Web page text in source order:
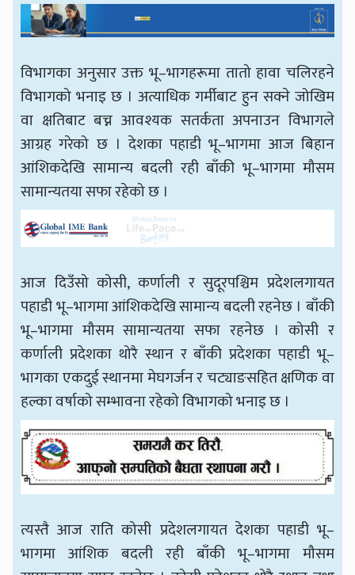
विभागका अनुसार उक्त भू–भागहरूमा तातो हावा चलिरहने
विभागको भनाइ छ । अत्याधिक गर्मीबाट हुन सक्ने जोखिम
वा क्षतिबाट बच्न आवश्यक सतर्कता अपनाउन विभागले
आग्रह गरेको छ । देशका पहाडी भू–भागमा आज बिहान
आंशिकदेखि सामान्य बदली रही बाँकी भू–भागमा मौसम
सामान्यतया सफा रहेको छ ।
आज दिउँसो कोसी, कर्णाली र सुदूरपश्चिम प्रदेशलगायत
पहाडी भू–भागमा आंशिकदेखि सामान्य बदली रहनेछ । बाँकी
भू–भागमा मौसम सामान्यतया सफा रहनेछ । कोसी र
कर्णाली प्रदेशका थोरै स्थान र बाँकी प्रदेशका पहाडी भू–
भागका एकदुई स्थानमा मेघगर्जन र चट्याङसहित क्षणिक वा
हल्का वर्षाको सम्भावना रहेको विभागको भनाइ छ ।
त्यस्तै आज राति कोसी प्रदेशलगायत देशका पहाडी भू–
भागमा आंशिक बदली रही बाँकी भू–भागमा मौसम